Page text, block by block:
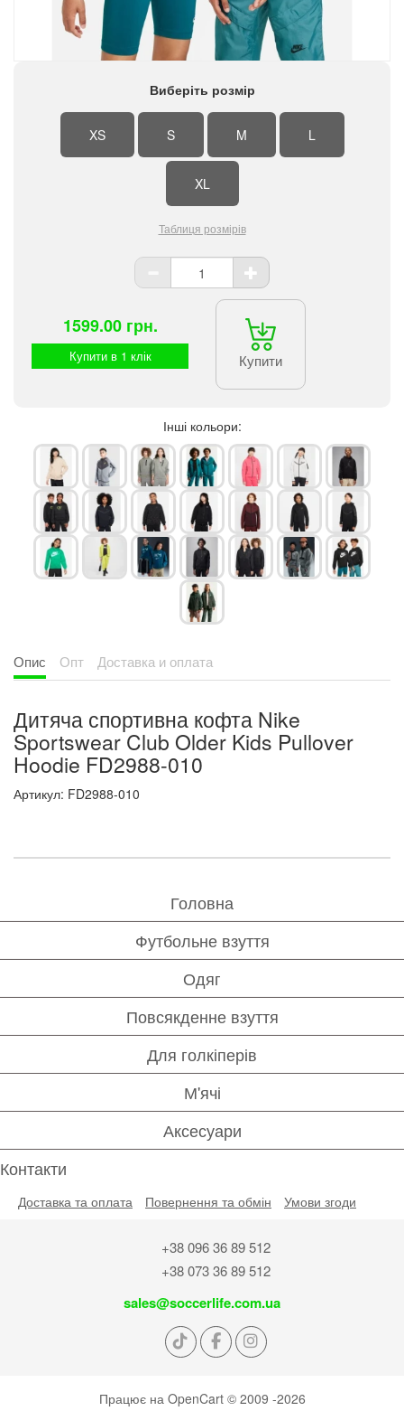
Виберіть розмір
XS S M L
XL
Таблиця розмірів
1599.00 грн.
Купити в 1 клік Купити
Інші кольори:
Опис Опт Доставка и оплата
Дитяча спортивна кофта Nike
Sportswear Club Older Kids Pullover
Hoodie FD2988-010
Артикул: FD2988-010
Головна
Футбольне взуття
Одяг
Повсякденне взуття
Для голкіперів
М'ячі
Аксесуари
Контакти
Доставка та оплата Повернення та обмін Умови згоди
Працює на OpenCart© 2009 -2026
+38 096 36 89 512
+38 073 36 89 512
sales@soccerlife.com.ua